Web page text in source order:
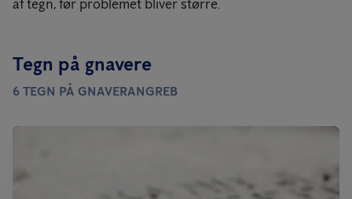
af tegn, før problemet bliver større.
Tegn på gnavere
6 TEGN PÅ GNAVERANGREB